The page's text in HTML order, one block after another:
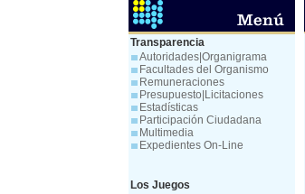
Transparencia
Autoridades|Organigrama
Facultades del Organismo
Remuneraciones
Presupuesto|Licitaciones
Estadísticas
Participación Ciudadana
Multimedia
Expedientes On-Line
Los Juegos